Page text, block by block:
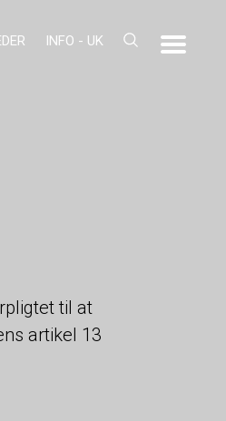
INFO - UK
til at
artikel 13